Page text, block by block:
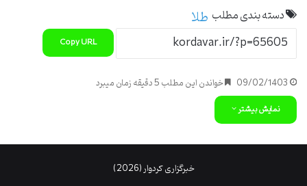
دسته بندی مطلب طلا
Copy URL
09/02/1403 خواندن این مطلب 5 دقیقه زمان میبرد
نمایش بیشتر
خبرگزاری کردوار (2026)